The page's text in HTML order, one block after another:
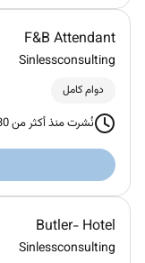
F&B Attendant
Sinlessconsulting
دوام كامل
نُشرت منذ أكثر من 30 يومًا
Butler- Hotel
Sinlessconsulting